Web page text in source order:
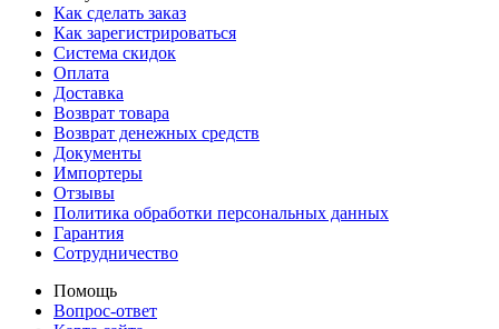
Как сделать заказ
Как зарегистрироваться
Система скидок
Оплата
Доставка
Возврат товара
Возврат денежных средств
Документы
Импортеры
Отзывы
Политика обработки персональных данных
Гарантия
Сотрудничество
Помощь
Вопрос-ответ